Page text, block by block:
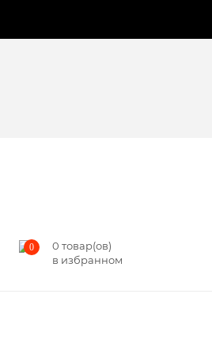
0 0 товар(ов)
в избранном